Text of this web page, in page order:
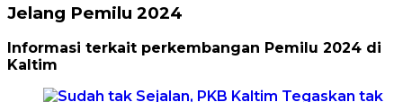
Jelang Pemilu 2024
Informasi terkait perkembangan Pemilu 2024 di
Kaltim